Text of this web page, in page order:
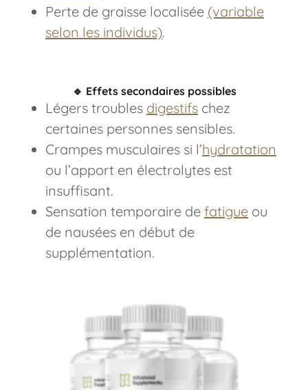
Perte de graisse localisée (variable
selon les individus).
🔹 Effets secondaires possibles
Légers troubles digestifs chez
certaines personnes sensibles.
Crampes musculaires si l’hydratation
ou l’apport en électrolytes est
insuffisant.
Sensation temporaire de fatigue ou
de nausées en début de
supplémentation.